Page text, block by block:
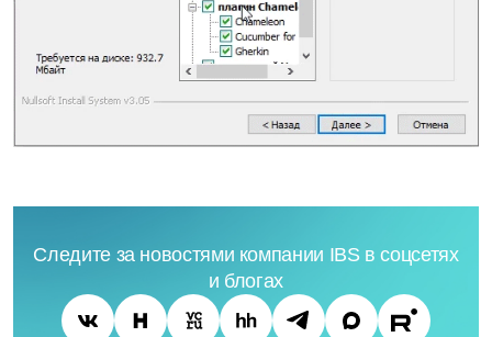
Следите за новостями компании IBS в соцсетях
и блогах